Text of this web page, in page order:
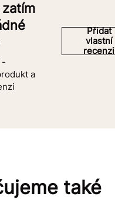
-
a
Přidat
vlastní
recenzi
také